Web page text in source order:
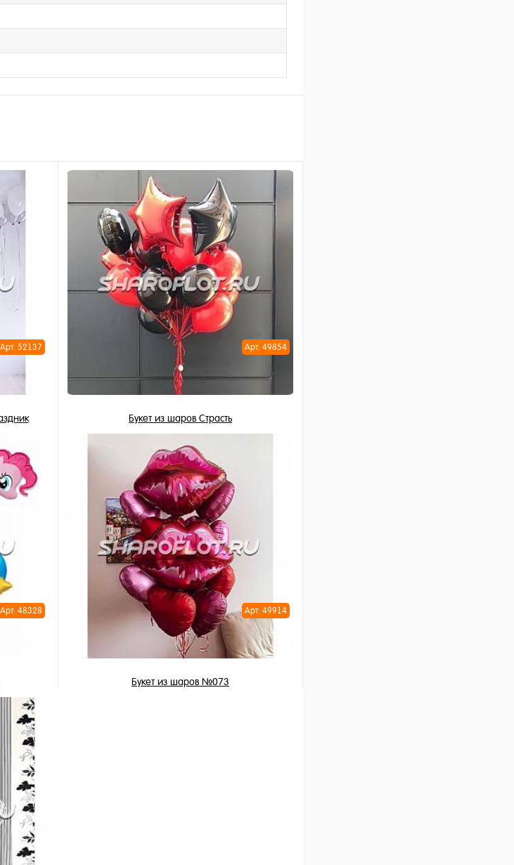
Арт: 52137 Арт: 49854
Букет из шаров Страсть
3 893 ₽/ шт
В корзину
Купить в 1 клик
В избранное
В наличии
Арт: 48328 Арт: 49914
Букет из шаров №073